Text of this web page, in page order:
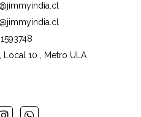
10 , Metro ULA